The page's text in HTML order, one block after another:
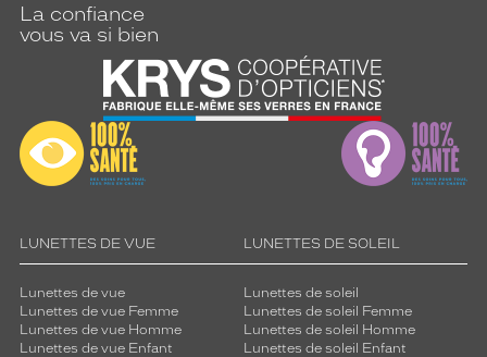
La confiance
vous va si bien
LUNETTES DE VUE
Lunettes de vue
Lunettes de vue Femme
Lunettes de vue Homme
Lunettes de vue Enfant
LUNETTES DE SOLEIL
Lunettes de soleil
Lunettes de soleil Femme
Lunettes de soleil Homme
Lunettes de soleil Enfant